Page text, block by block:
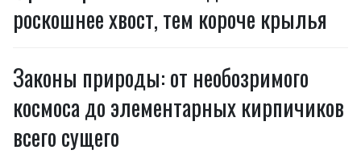
роскошнее хвост, тем короче крылья
Законы природы: от необозримого
космоса до элементарных кирпичиков
всего сущего